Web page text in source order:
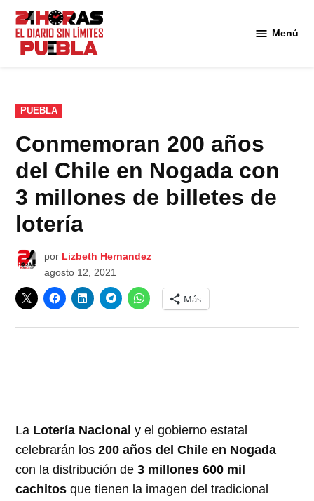
Saltar
contenido
Menú
PUBLICADO
EN
PUEBLA
Conmemoran 200 años
del Chile en Nogada con
3 millones de billetes de
lotería
por Lizbeth Hernandez
agosto 12, 2021
Más
La Lotería Nacional y el gobierno estatal
celebrarán los200 años del Chile en Nogada
con la distribución de3 millones 600 mil
cachitos que tienen la imagen del tradicional